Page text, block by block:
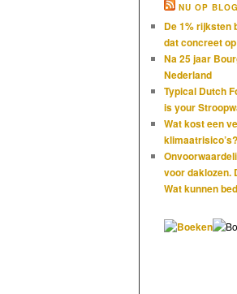
NU OP
De 1% rijksten
dat concreet
Na 25 jaar
Nederland
Typical Dutch
is your
Wat kost een
klimaatrisico’s?
voor daklozen.
Wat kunnen